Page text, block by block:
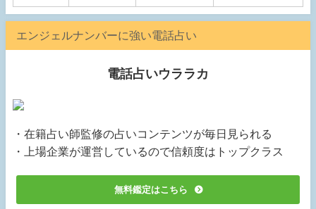
エンジェルナンバーに強い電話占い
電話占いウララカ
・在籍占い師監修の占いコンテンツが毎日見られる
・上場企業が運営しているので信頼度はトップクラス
無料鑑定はこちら